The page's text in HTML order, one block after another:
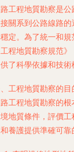
工程地質勘察是
關系到公路線路
定。為了統一和
程地質勘察規范
了科學依據和技術
工程地質勘察的目
工程地質勘察的
地質條件，評價
養護提供準確可靠